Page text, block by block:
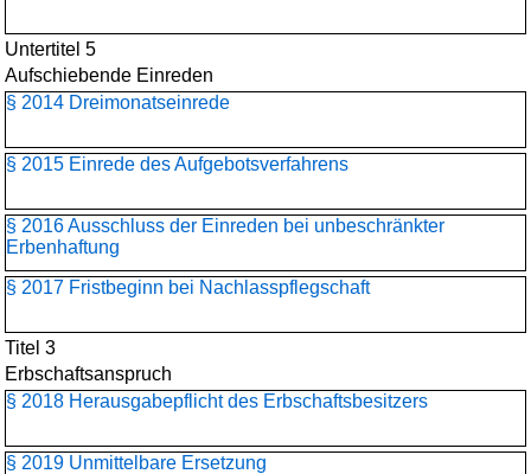
Untertitel 5
Aufschiebende Einreden
§ 2014 Dreimonatseinrede
§ 2015 Einrede des Aufgebotsverfahrens
§ 2016 Ausschluss der Einreden bei unbeschränkter
Erbenhaftung
§ 2017 Fristbeginn bei Nachlasspflegschaft
Titel 3
Erbschaftsanspruch
§ 2018 Herausgabepflicht des Erbschaftsbesitzers
§ 2019 Unmittelbare Ersetzung